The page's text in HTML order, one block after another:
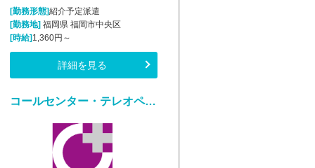
[勤務形態]紹介予定派遣
[勤務地] 福岡県 福岡市中央区
[時給] 1,360円～
詳細を見る
コールセンター・テレオペ（受信）(業務用スマートフォンに関する紛失等問い合わせ窓口)